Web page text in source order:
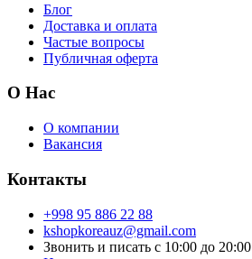
Блог
Доставка и оплата
Частые вопросы
Публичная оферта
О Нас
О компании
Вакансия
Контакты
+998 95 886 22 88
kshopkoreauz@gmail.com
Звонить и писать с 10:00 до 20:00